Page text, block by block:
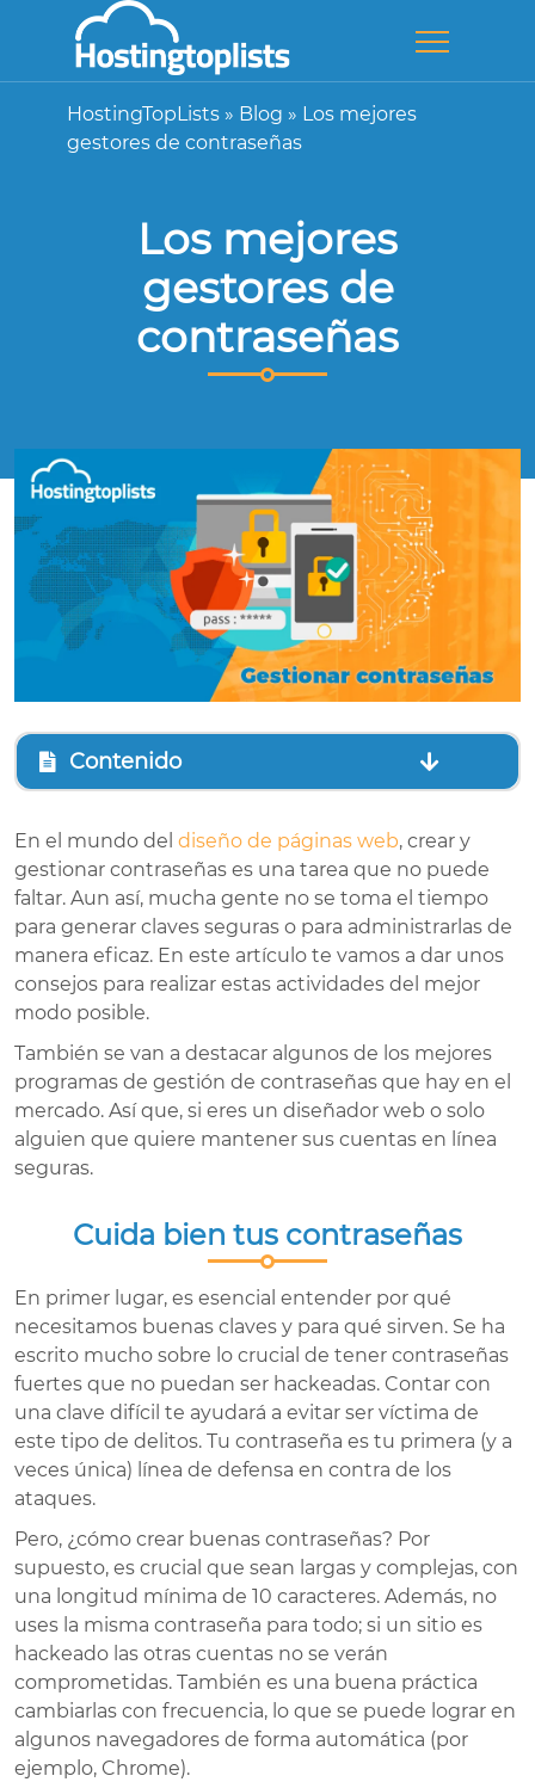
HostingTopLists » Blog » Los mejores
gestores de contraseñas
Los mejores
gestores de
contraseñas
Contenido
En el mundo del diseño de páginas web, crear y
gestionar contraseñas es una tarea que no puede
faltar. Aun así, mucha gente no se toma el tiempo
para generar claves seguras o para administrarlas de
manera eficaz. En este artículo te vamos a dar unos
consejos para realizar estas actividades del mejor
modo posible.
También se van a destacar algunos de los mejores
programas de gestión de contraseñas que hay en el
mercado. Así que, si eres un diseñador web o solo
alguien que quiere mantener sus cuentas en línea
seguras.
Cuida bien tus contraseñas
En primer lugar, es esencial entender por qué
necesitamos buenas claves y para qué sirven. Se ha
escrito mucho sobre lo crucial de tener contraseñas
fuertes que no puedan ser hackeadas. Contar con
una clave difícil te ayudará a evitar ser víctima de
este tipo de delitos. Tu contraseña es tu primera (y a
veces única) línea de defensa en contra de los
ataques.
Pero, ¿cómo crear buenas contraseñas? Por
supuesto, es crucial que sean largas y complejas, con
una longitud mínima de 10 caracteres. Además, no
uses la misma contraseña para todo; si un sitio es
hackeado las otras cuentas no se verán
comprometidas. También es una buena práctica
cambiarlas con frecuencia, lo que se puede lograr en
algunos navegadores de forma automática (por
ejemplo, Chrome).